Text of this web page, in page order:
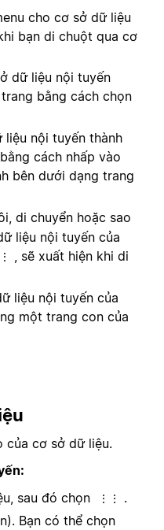
cho cơ sở dữ liệu
bạn di chuột qua cơ
dữ liệu nội tuyến
bằng cách chọn
liệu nội tuyến thành
cách nhấp vào
bên dưới dạng trang
di chuyển hoặc sao
liệu nội tuyến của
, sẽ xuất hiện khi di
liệu nội tuyến của
một trang con của
của cơ sở dữ liệu.
sau đó chọn
⋮⋮
.
Bạn có thể chọn